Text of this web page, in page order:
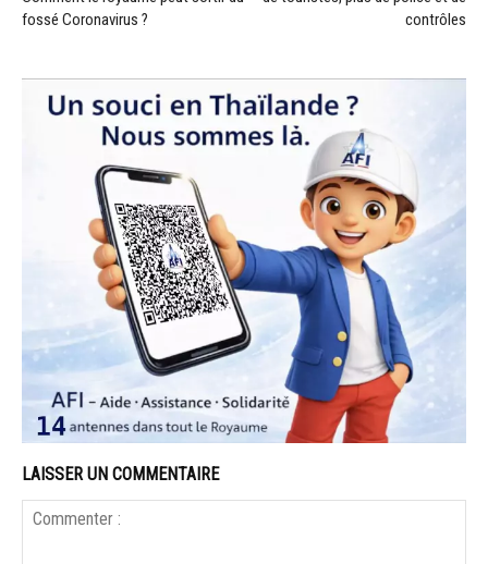
fossé Coronavirus ?
contrôles
LAISSER UN COMMENTAIRE